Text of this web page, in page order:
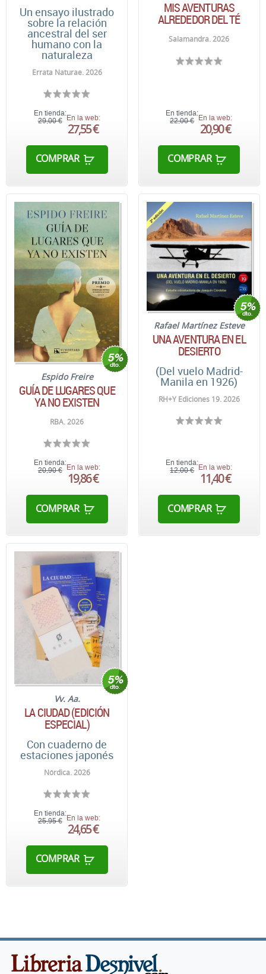
Un ensayo ilustrado
sobre la relación
ancestral del ser
humano con la
naturaleza
Errata Naturae. 2026
En tienda:
29,00 € En la web:
27,55 €
COMPRAR
MIS AVENTURAS
ALREDEDOR DEL TÉ
Salamandra. 2026
En tienda:
22,00 € En la web:
20,90 €
COMPRAR
Espido Freire
GUÍA DE LUGARES QUE
YA NO EXISTEN
RBA. 2026
En tienda:
20,90 € En la web:
19,86 €
COMPRAR
Rafael Martínez Esteve
UNA AVENTURA EN EL
DESIERTO
(Del vuelo Madrid-
Manila en 1926)
RH+Y Ediciones 19. 2026
En tienda:
12,00 €
En la web:
11,40 €
COMPRAR
Vv. Aa.
LA CIUDAD (EDICIÓN
ESPECIAL)
Con cuaderno de
estaciones japonés
Nórdica. 2026
En tienda:
25,95 € En la web:
24,65 €
COMPRAR